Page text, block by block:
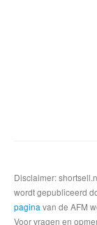
Disclaimer:
wordt gepubliceerd
pagina van de AFM
Voor vragen en